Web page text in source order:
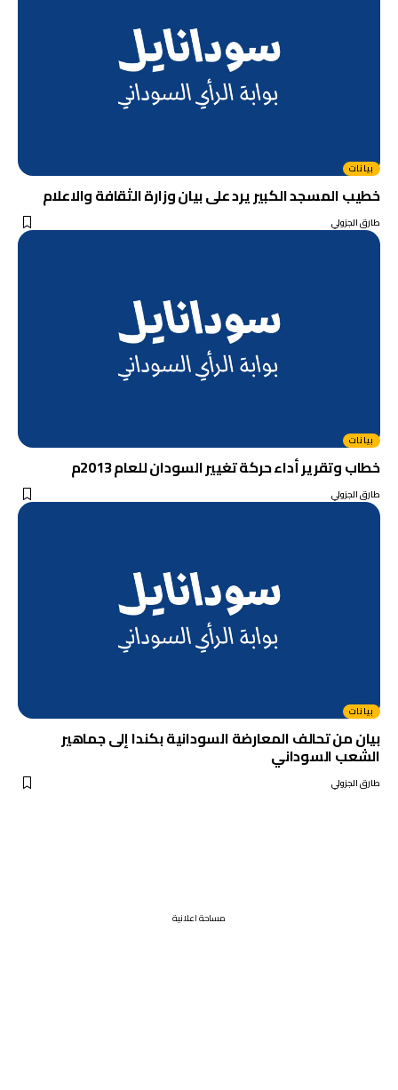
بيانات
خطيب المسجد الكبير يرد على بيان وزارة الثقافة والاعلام
طارق الجزولي
بيانات
خطاب وتقرير أداء حركة تغيير السودان للعام 2013م
طارق الجزولي
بيانات
بيان من تحالف المعارضة السودانية بكندا إلى جماهير
الشعب السوداني
طارق الجزولي
مساحة اعلانية